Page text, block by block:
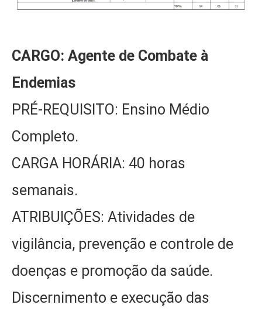
CARGO: Agente de Combate à
Endemias
PRÉ-REQUISITO: Ensino Médio
Completo.
CARGA HORÁRIA: 40 horas
semanais.
ATRIBUIÇÕES: Atividades de
vigilância, prevenção e controle de
doenças e promoção da saúde.
Discernimento e execução das